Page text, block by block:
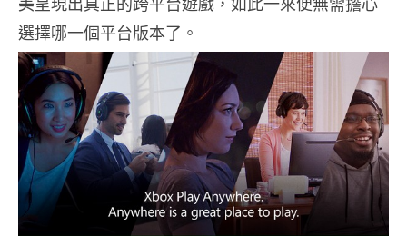
選擇哪一個平台版本了。